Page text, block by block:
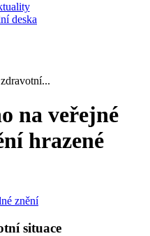
deska
na veřejné
hrazené
znění
situace